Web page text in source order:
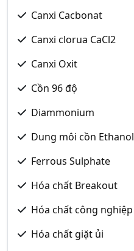
Canxi Cacbonat
Canxi clorua CaCl2
Canxi Oxit
Cồn 96 độ
Diammonium
Dung môi cồn Ethanol
Ferrous Sulphate
Hóa chất Breakout
Hóa chất công nghiệp
Hóa chất giặt ủi